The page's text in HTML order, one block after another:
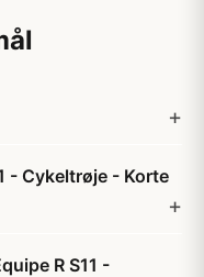
- Cykeltrøje - Korte
R S11 -